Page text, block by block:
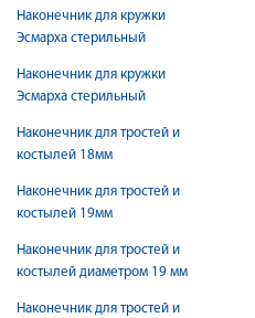
Наконечник для кружки
Эсмарха стерильный
Наконечник для кружки
Эсмарха стерильный
Наконечник для тростей и
костылей 18мм
Наконечник для тростей и
костылей 19мм
Наконечник для тростей и
костылей диаметром 19 мм
Наконечник для тростей и